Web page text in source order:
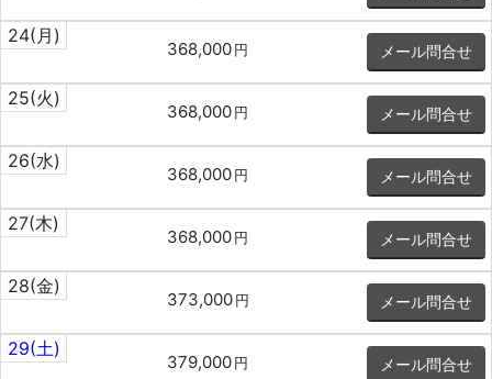
24(月)
368,000円 メール問合せ
25(火)
368,000円 メール問合せ
26(水)
368,000円 メール問合せ
27(木)
368,000円 メール問合せ
28(金)
373,000 円 メール問合せ
29(土)
379,000円 メール問合せ